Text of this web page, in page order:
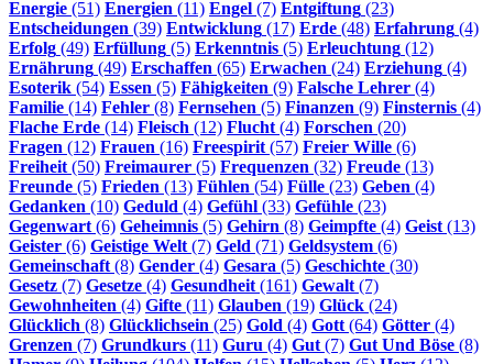
Energie (51) Energien (11) Engel (7) Entgiftung (23)
Entscheidungen (39) Entwicklung (17) Erde (48) Erfahrung (4)
Erfolg (49) Erfüllung (5) Erkenntnis (5) Erleuchtung (12)
Ernährung (49) Erschaffen (65) Erwachen (24) Erziehung (4)
Esoterik (54) Essen (5) Fähigkeiten (9) Falsche Lehrer (4)
Familie (14) Fehler (8) Fernsehen (5) Finanzen (9) Finsternis (4)
Flache Erde (14) Fleisch (12) Flucht (4) Forschen (20)
Fragen (12) Frauen (16) Freespirit (57) Freier Wille (6)
Freiheit (50) Freimaurer (5) Frequenzen (32) Freude (13)
Freunde (5) Frieden (13) Fühlen (54) Fülle (23) Geben (4)
Gedanken (10) Geduld (4) Gefühl (33) Gefühle (23)
Gegenwart (6) Geheimnis (5) Gehirn (8) Geimpfte (4) Geist (13)
Geister (6) Geistige Welt (7) Geld (71) Geldsystem (6)
Gemeinschaft (8) Gender (4) Gesara (5) Geschichte (30)
Gesetz (7) Gesetze (4) Gesundheit (161) Gewalt (7)
Gewohnheiten (4) Gifte (11) Glauben (19) Glück (24)
Glücklich (8) Glücklichsein (25) Gold (4) Gott (64) Götter (4)
Grenzen (7) Grundkurs (11) Guru (4) Gut (7) Gut Und Böse (8)